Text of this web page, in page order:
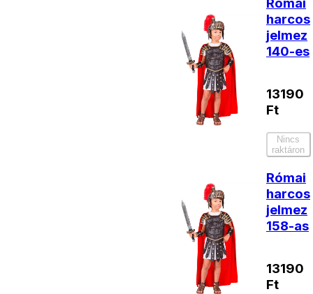
Római
harcos
jelmez
140-es
13190
Ft
Nincs
raktáron
Római
harcos
jelmez
158-as
13190
Ft